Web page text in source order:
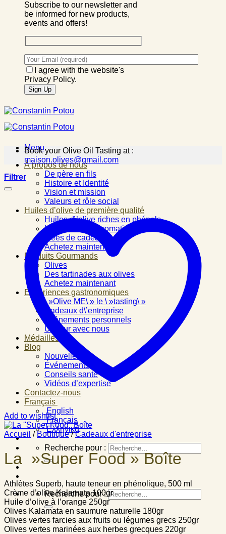
Subscribe to our newsletter and
be informed for new products,
events and offers!
I agree with the website's
Privacy Policy.
Menu
À propos de nous
De père en fils
Histoire et Identité
Vision et mission
Valeurs et rôle social
Huiles d’olive de première qualité
Huiles d\’olive riches en phénols
Huiles d\’olive aromatisées
Idées de cadeau
Achetez maintenant
Produits Gourmands
Olives
Des tartinades aux olives
Achetez maintenant
Expériences gastronomiques
\ »Olive ME\ » le \ »tasting\ »
Cadeaux d\’entreprise
Événements personnels
Un jour avec nous
Médailles
Blog
Nouvelles
Événements
Conseils santé
Vidéos d’expertise
Contactez-nous
Français
English
Français
Ελληνικά
Recherche pour :
Recherche pour :
Book your Olive Oil Tasting at :
maison.olives@gmail.com
Filtrer
Add to wishlist
Accueil / Boutique / Cadeaux d'entreprise
La »Super Food » Boîte
Athlètes Superb, haute teneur en phénolique, 500 ml
Crème d’olive Kalamata 100gr
Huile d’olive à l’orange 250gr
Olives Kalamata en saumure naturelle 180gr
Olives vertes farcies aux fruits ou légumes grecs 250gr
Olives vertes marinées aux herbes grecques 220gr